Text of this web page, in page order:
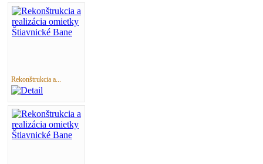
Rekonštrukcia a...